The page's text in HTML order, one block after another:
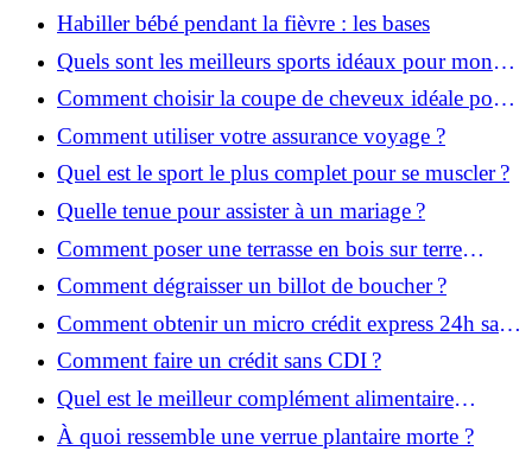
Habiller bébé pendant la fièvre : les bases
Quels sont les meilleurs sports idéaux pour mon
enfant ?
Comment choisir la coupe de cheveux idéale pour
votre visage ?
Comment utiliser votre assurance voyage ?
Quel est le sport le plus complet pour se muscler ?
Quelle tenue pour assister à un mariage ?
Comment poser une terrasse en bois sur terre
battue ?
Comment dégraisser un billot de boucher ?
Comment obtenir un micro crédit express 24h sans
justificatif ?
Comment faire un crédit sans CDI ?
Quel est le meilleur complément alimentaire
cheveux efficace ? Notre avis dans cet article
À quoi ressemble une verrue plantaire morte ?